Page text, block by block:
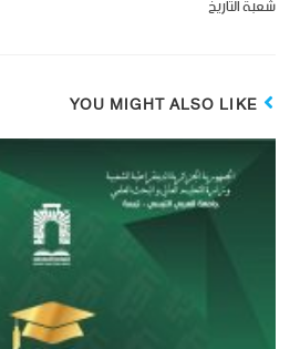
شعبة التاريخ
YOU MIGHT ALSO LIKE